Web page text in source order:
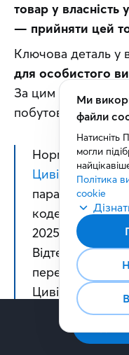
товар у власність
— прийняти цей
Ключова деталь у
для особистого
За цим і
побутовою
Норма
Цивільного
паралельно
кодекс, а саме
2025 року його
Відтепер
перейшли під
Цивільного
Ми
файли
Натисніть
могли
Політика
cookie